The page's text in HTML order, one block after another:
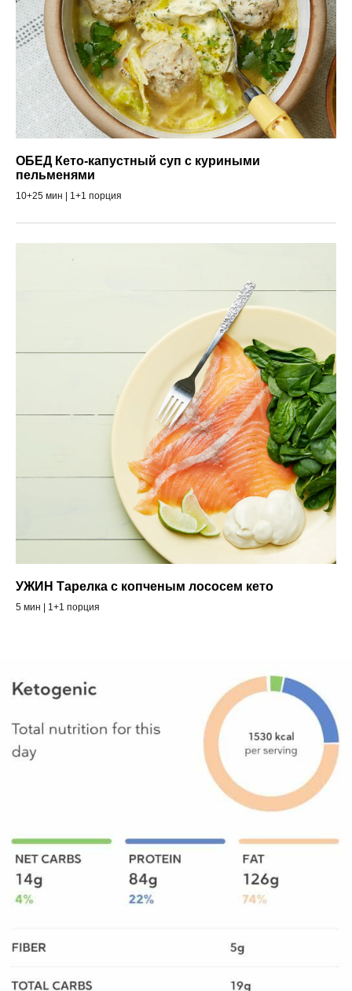
ОБЕД Кето-капустный суп с куриными
пельменями
10+25 мин | 1+1 порция
УЖИН Тарелка с копченым лососем кето
5 мин | 1+1 порция